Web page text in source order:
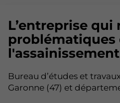
L’entreprise qui
problématiques
l'assainissement
Bureau d’études et
Garonne (47) et